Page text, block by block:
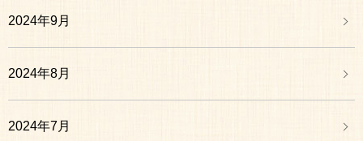
2024年9月
2024年8月
2024年7月